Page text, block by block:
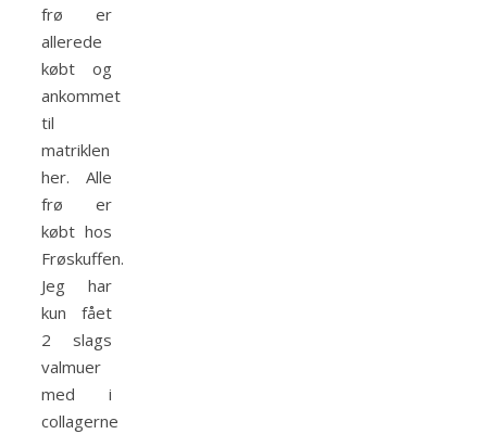
frø er
allerede
købt og
ankommet
til
matriklen
her. Alle
frø er
købt hos
Frøskuffen.
Jeg har
kun fået
2 slags
valmuer
med i
collagerne